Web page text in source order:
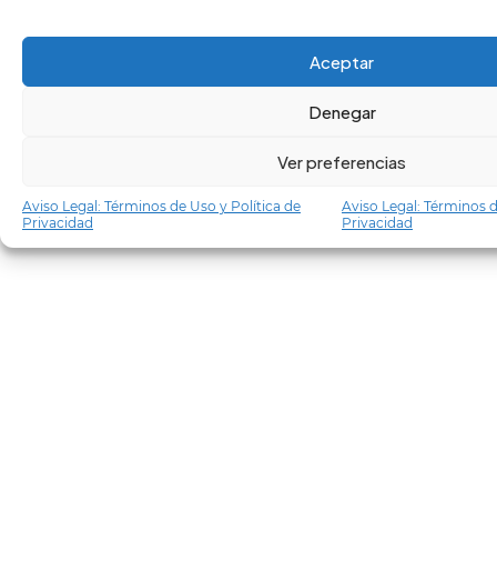
Aceptar
Denegar
Ver preferencias
Aviso Legal: Términos de Uso y Política de
Privacidad
Aviso Legal: Términos
Privacidad